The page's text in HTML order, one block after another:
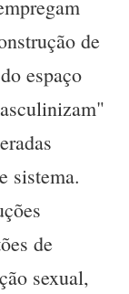
de
espaço
sistema.
de
sexual,